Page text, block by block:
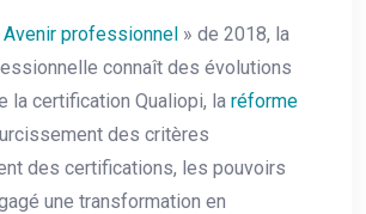
Avenir professionnel » de 2018, la
connaît des évolutions
la certification Qualiopi, la réforme
des critères
des certifications, les pouvoirs
une transformation en